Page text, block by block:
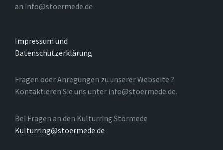
an info@stoermede.de
Impressum und
Datenschutzerklärung
Fragen oder Anregungen zu unserer Webseite ?
Kontaktieren Sie uns unter info@stoermede.de.
Bei Fragen an den Kulturring Störmede
Kulturring@stoermede.de